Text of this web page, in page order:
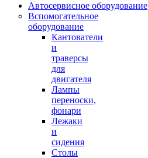
Автосервисное оборудование
Вспомогательное
оборудование
Кантователи
и
траверсы
для
двигателя
Лампы
переноски,
фонари
Лежаки
и
сидения
Столы